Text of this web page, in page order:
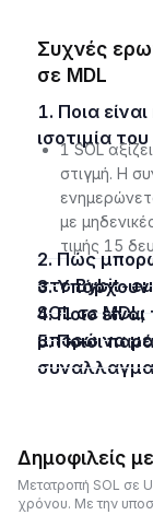
Συχνές
σε MDL
1. Ποια είναι η τρέχουσα συναλλαγματική
ισοτιμία
1 SOL
στιγμή. Η
με
τιμής 15
2. Πώς μπορώ να μετατρέψω SOL σε MDL
στο Bybit-
3. Υπάρχουν προμήθειες για τη μετατροπή
SOL σε MDL;
4. Ποιο είναι το ελάχιστο ποσό SOL που
μπορώ να
5. Ποιοι παράγοντες επηρεάζουν τη
Δημοφιλείς
Μετατροπή SOL σε
χρόνου. Με την